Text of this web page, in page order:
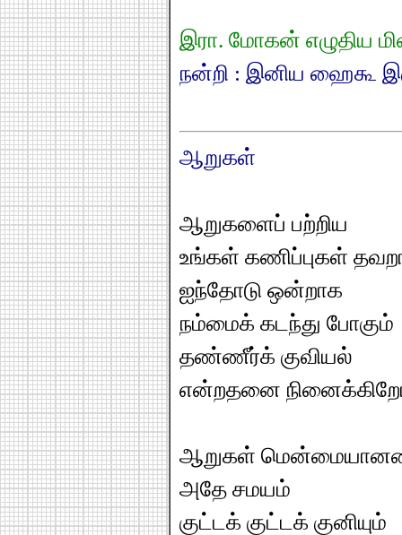
இரா. மோகன் எழுதிய
நன்றி : இனிய ஹைகூ
ஆறுகள்
ஆறுகளைப் பற்றிய
உங்கள் கணிப்புகள்
ஐந்தோடு ஒன்றாக
நம்மைக் கடந்து போகும்
தண்ணீர்க் குவியல்
என்றதனை
ஆறுகள்
அதே சமயம்
குட்டக் குட்டக் குனியும்